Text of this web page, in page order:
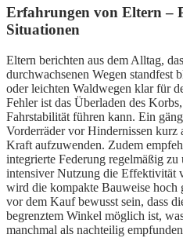
Erfahrungen von Eltern –
Situationen
Eltern berichten aus dem Alltag,
durchwachsenen Wegen standfest
oder leichten Waldwegen klar für
Fehler ist das Überladen des
Fahrstabilität führen kann. Ein
Vorderräder vor Hindernissen kurz
Kraft aufzuwenden. Zudem
integrierte Federung regelmäßig zu
intensiver Nutzung die Effektivität
wird die kompakte Bauweise hoch
vor dem Kauf bewusst sein, dass
begrenztem Winkel möglich ist,
manchmal als nachteilig